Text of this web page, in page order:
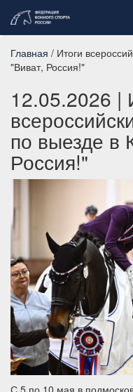
Главная / Итоги
"Виват, Россия!"
12.05.2026 |
по выезде в
Россия!"